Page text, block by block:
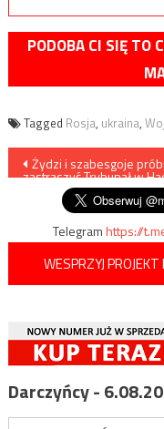
PODOBA CI SIĘ TO
Tagged Rosja, ukraina,
Nawigacja
wpisu
Żydzi i szabesgoje
zastraszyć Trybunał w
Telegramhttps://
WESPRZYJ
Darczyńcy -